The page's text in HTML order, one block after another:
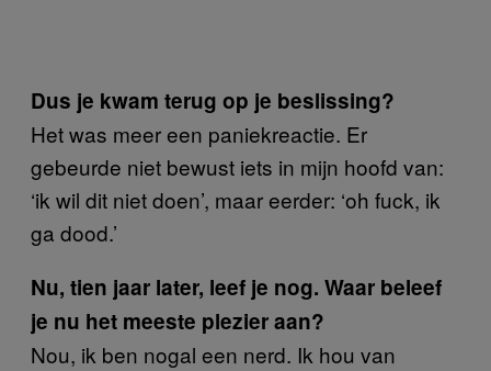
Dus je kwam terug op je beslissing?
Het was meer een paniekreactie. Er
gebeurde niet bewust iets in mijn hoofd van:
‘ik wil dit niet doen’, maar eerder: ‘oh fuck, ik
ga dood.’
Nu, tien jaar later, leef je nog. Waar beleef
je nu het meeste plezier aan?
Nou, ik ben nogal een nerd. Ik hou van